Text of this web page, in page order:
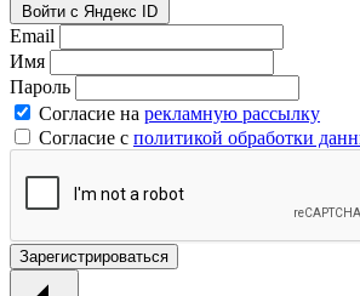
Войти с Яндекс ID
Email
Имя
Пароль
Согласие на рекламную рассылку
Согласие с политикой обработки
Зарегистрироваться